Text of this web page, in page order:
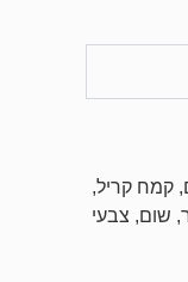
קמח קריל,
שום, צבעי